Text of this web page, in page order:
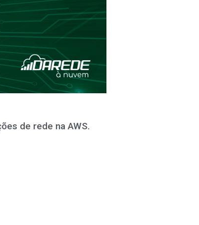
de rede na AWS.